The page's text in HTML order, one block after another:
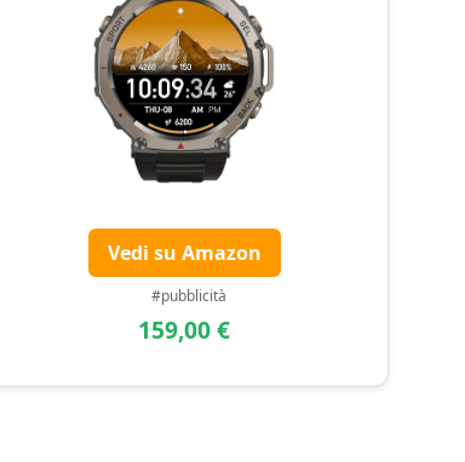
Vedi su Amazon
#pubblicità
159,00 €